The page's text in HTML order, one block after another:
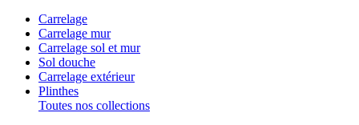
Carrelage
Carrelage mur
Carrelage sol et mur
Sol douche
Carrelage extérieur
Plinthes
Toutes nos collections